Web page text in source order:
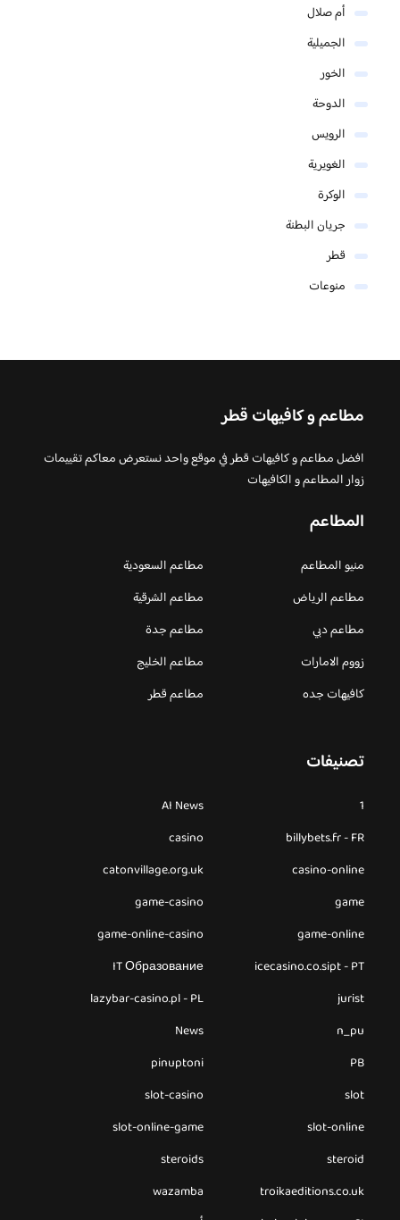
أم صلال
الجميلية
الخور
الدوحة
الرويس
الغويرية
الوكرة
جريان البطنة
قطر
منوعات
مطاعم و كافيهات قطر
افضل مطاعم و كافيهات قطر في موقع واحد نستعرض معاكم تقييمات
زوار المطاعم و الكافيهات
المطاعم
منيو المطاعم
مطاعم السعودية
مطاعم الرياض
مطاعم الشرقية
مطاعم دبي
مطاعم جدة
زووم الامارات
مطاعم الخليج
كافيهات جده
مطاعم قطر
تصنيفات
1
AI News
billybets.fr - FR
casino
casino-online
catonvillage.org.uk
game
game-casino
game-online
game-online-casino
icecasino.co.sipt - PT
IT Образование
jurist
lazybar-casino.pl - PL
n_pu
News
PB
pinuptoni
slot
slot-casino
slot-online
slot-online-game
steroid
steroids
troikaeditions.co.uk
wazamba